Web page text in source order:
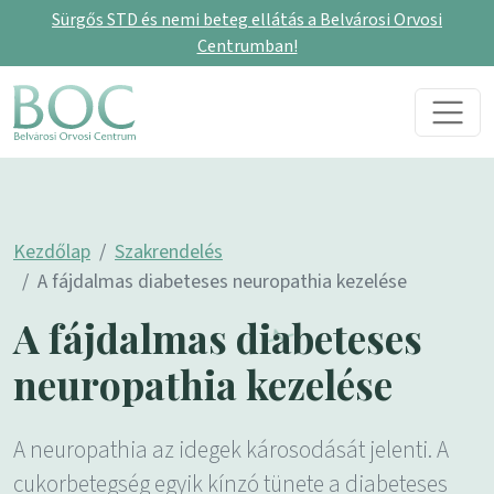
Sürgős STD és nemi beteg ellátás a Belvárosi Orvosi
Centrumban!
Skip to content
Main Navigation
Kezdőlap
Szakrendelés
A fájdalmas diabeteses neuropathia kezelése
A fájdalmas diabeteses
neuropathia kezelése
A neuropathia az idegek károsodását jelenti. A
cukorbetegség egyik kínzó tünete a diabeteses